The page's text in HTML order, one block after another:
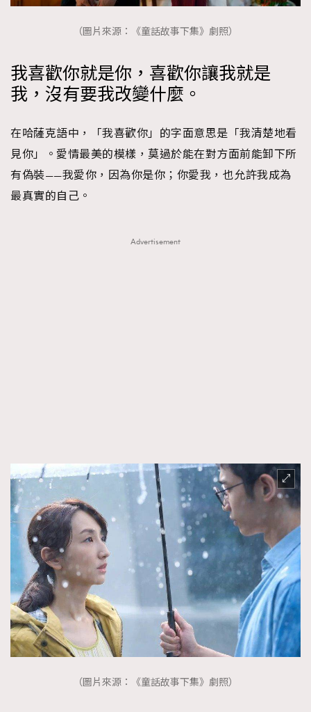
（圖片來源：《童話故事下集》劇照）
我喜歡你就是你，喜歡你讓我就是
我，沒有要我改變什麼。
在哈薩克語中，「我喜歡你」的字面意思是「我清楚地看
見你」。愛情最美的模樣，莫過於能在對方面前能卸下所
有偽裝——我愛你，因為你是你；你愛我，也允許我成為
最真實的自己。
Advertisement
（圖片來源：《童話故事下集》劇照）